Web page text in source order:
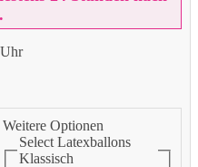
Weitere Optionen
Select Latexballons
Klassisch